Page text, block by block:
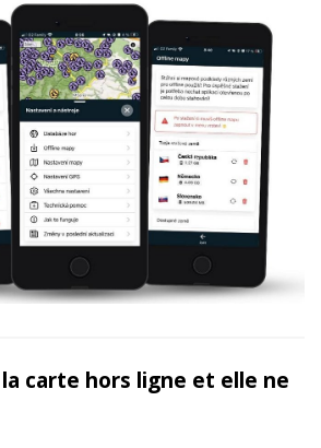
carte hors ligne et elle ne